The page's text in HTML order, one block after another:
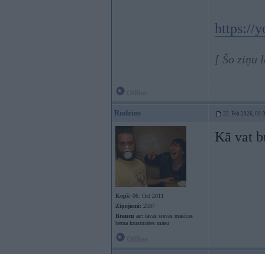
https://
[ Šo ziņu
Rudzins 22. Feb 2026,
Kopš: 06. Oct 2011
Ziņojumi: 2587
Braucu ar: tavas sievas māsīcas
bērna krustmātes māsu
Kā vat